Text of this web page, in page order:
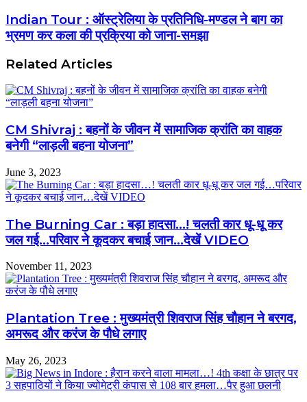
Indian Tour : ऑस्ट्रेलिया के प्रतिनिधि-मण्डल ने बाग का
भ्रमण कर कला की प्रक्रिया को जाना-समझा
Related Articles
CM Shivraj : बहनों के जीवन में सामाजिक क्रांति का वाहक
बनेगी “लाड़ली बहना योजना”
June 3, 2023
The Burning Car : बड़ा हादसा…! चलती कार धू-धू कर
जल गई…परिवार ने कूदकर बचाई जान…देखें VIDEO
November 11, 2023
Plantation Tree : मुख्यमंत्री शिवराज सिंह चौहान ने बरगद,
अमरूद और करंज के पौधे लगाए
May 26, 2023